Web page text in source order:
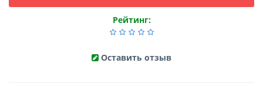
Рейтинг:
Оставить отзыв